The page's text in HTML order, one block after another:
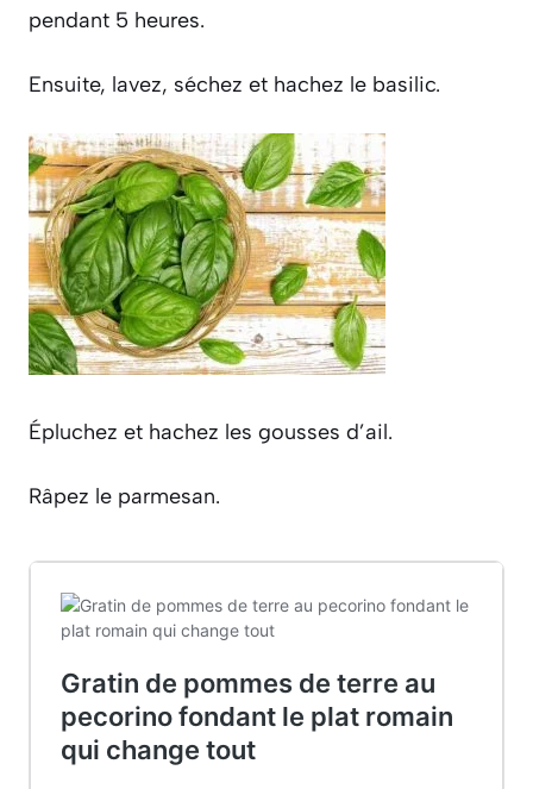
pendant 5 heures.
Ensuite, lavez, séchez et hachez le basilic.
Épluchez et hachez les gousses d’ail.
Râpez le parmesan.